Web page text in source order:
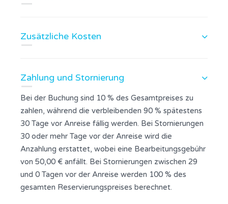
Zusätzliche Kosten
Zahlung und Stornierung
Bei der Buchung sind 10 % des Gesamtpreises zu
zahlen, während die verbleibenden 90 % spätestens
30 Tage vor Anreise fällig werden. Bei Stornierungen
30 oder mehr Tage vor der Anreise wird die
Anzahlung erstattet, wobei eine Bearbeitungsgebühr
von 50,00 € anfällt. Bei Stornierungen zwischen 29
und 0 Tagen vor der Anreise werden 100 % des
gesamten Reservierungspreises berechnet.